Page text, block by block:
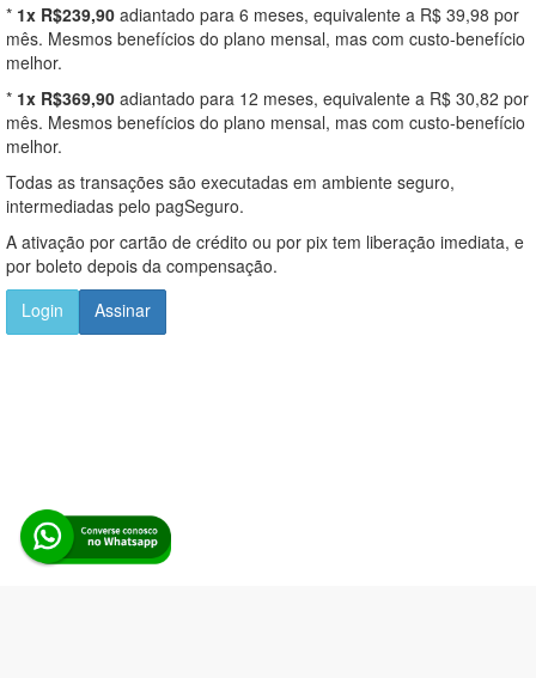
* 1x R$239,90 adiantado para 6 meses, equivalente a R$ 39,98 por
mês. Mesmos benefícios do plano mensal, mas com custo-benefício
melhor.
* 1x R$369,90 adiantado para 12 meses, equivalente a R$ 30,82 por
mês. Mesmos benefícios do plano mensal, mas com custo-benefício
melhor.
Todas as transações são executadas em ambiente seguro,
intermediadas pelo pagSeguro.
A ativação por cartão de crédito ou por pix tem liberação imediata, e
por boleto depois da compensação.
Login
Assinar